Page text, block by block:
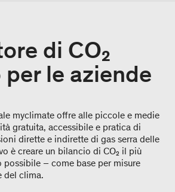
di CO₂
le aziende
myclimate offre alle piccole e medie
gratuita, accessibile e pratica di
dirette e indirette di gas serra delle
è creare un bilancio di CO₂ il più
– come base per misure
del clima.